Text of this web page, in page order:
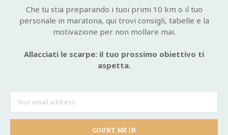
Che tu stia preparando i tuoi primi 10 km o il tuo
personale in maratona, qui trovi consigli, tabelle e la
motivazione per non mollare mai.
Allacciati le scarpe: il tuo prossimo obiettivo ti
aspetta.
COUNT ME IN